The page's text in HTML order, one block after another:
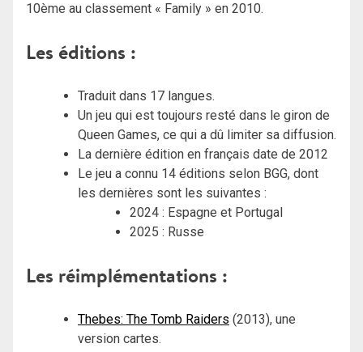
10ème au classement « Family » en 2010.
Les éditions :
Traduit dans 17 langues.
Un jeu qui est toujours resté dans le giron de
Queen Games, ce qui a dû limiter sa diffusion.
La dernière édition en français date de 2012
Le jeu a connu 14 éditions selon BGG, dont
les dernières sont les suivantes :
2024 : Espagne et Portugal
2025 : Russe
Les réimplémentations :
Thebes: The Tomb Raiders (2013), une
version cartes.